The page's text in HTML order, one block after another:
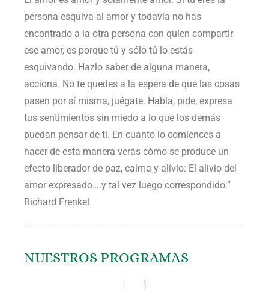
persona esquiva al amor y todavía no has
encontrado a la otra persona con quien compartir
ese amor, es porque tú y sólo tú lo estás
esquivando. Hazlo saber de alguna manera,
acciona. No te quedes a la espera de que las cosas
pasen por sí misma, juégate. Habla, pide, expresa
tus sentimientos sin miedo a lo que los demás
puedan pensar de ti. En cuanto lo comiences a
hacer de esta manera verás cómo se produce un
efecto liberador de paz, calma y alivio: El alivio del
amor expresado….y tal vez luego correspondido.”
Richard Frenkel
NUESTROS PROGRAMAS